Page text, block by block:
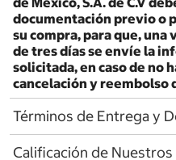
documentación previo o
su compra, para que,
de tres días se envíe la
solicitada, en caso de no
cancelación y reembolso
Términos de Entrega y
Calificación de Nuestros